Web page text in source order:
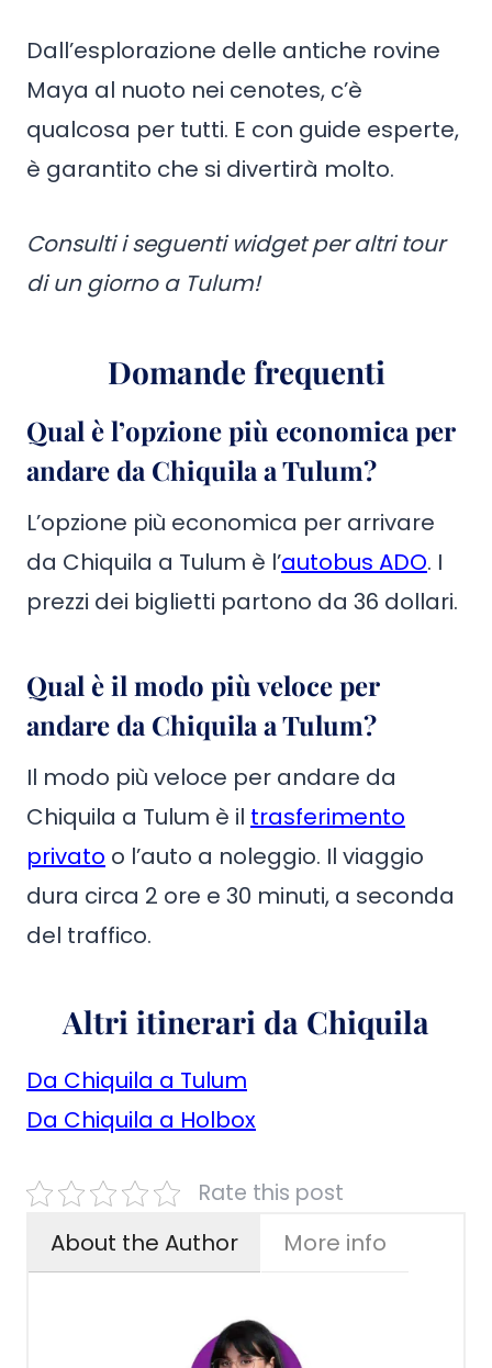
Dall’esplorazione delle antiche rovine
Maya al nuoto nei cenotes, c’è
qualcosa per tutti. E con guide esperte,
è garantito che si divertirà molto.
Consulti i seguenti widget per altri tour
di un giorno a Tulum!
Domande frequenti
Qual è l’opzione più economica per
andare da Chiquila a Tulum?
L’opzione più economica per arrivare
da Chiquila a Tulum è l’autobus ADO. I
prezzi dei biglietti partono da 36 dollari.
Qual è il modo più veloce per
andare da Chiquila a Tulum?
Il modo più veloce per andare da
Chiquila a Tulum è il trasferimento
privato o l’auto a noleggio. Il viaggio
dura circa 2 ore e 30 minuti, a seconda
del traffico.
Altri itinerari da Chiquila
Da Chiquila a Tulum
Da Chiquila a Holbox
Rate this post
About the Author More info